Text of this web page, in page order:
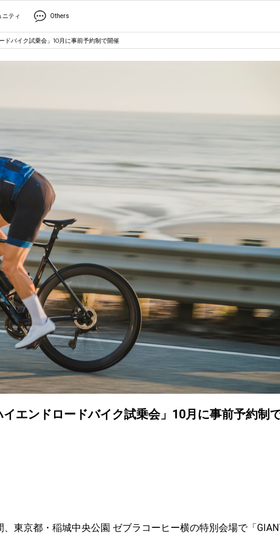
ニティ Others
ドバイク試乗会」10月に事前予約制で開催
エンドロードバイク試乗会」10月に事前予約制
東京都・稲城中央公園 ゼブラコーヒー横の特別会場で「